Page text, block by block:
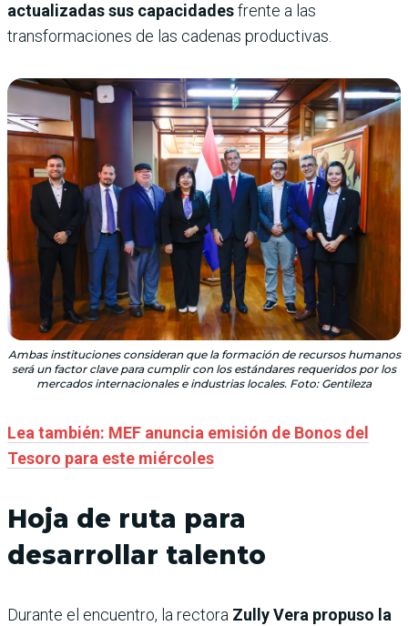
actualizadas sus capacidadesfrente a las
transformaciones de las cadenas productivas.
Ambas instituciones consideran que la formación de recursos humanos
será un factor clave para cumplir con los estándares requeridos por los
mercados internacionales e industrias locales. Foto: Gentileza
Lea también: MEF anuncia emisión de Bonos del
Tesoro para este miércoles
Hoja de ruta para
desarrollar talento
Durante el encuentro, la rectora Zully Vera propuso la